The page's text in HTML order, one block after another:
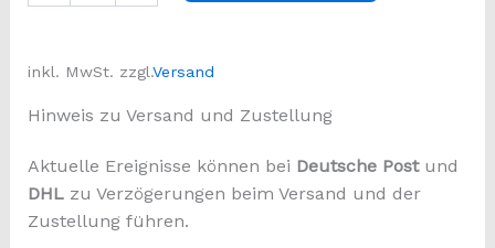
H114
|
nach
Maß
online
inkl. MwSt. zzgl.Versand
Hinweis zu Versand und Zustellung
Aktuelle Ereignisse können bei Deutsche Postund
DHLzu Verzögerungen beim Versand und der
Zustellung führen.